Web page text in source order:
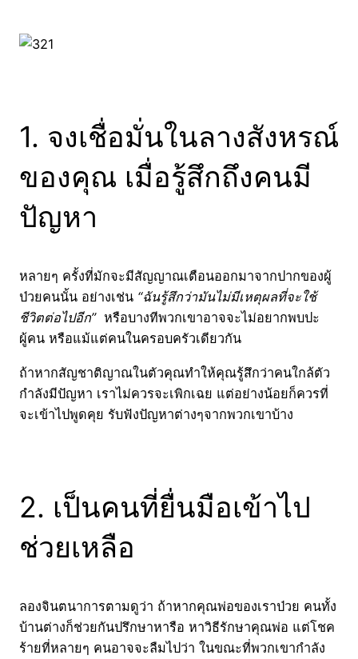
1. จงเชื่อมั่นในลางสังหรณ์
ของคุณ เมื่อรู้สึกถึงคนมี
ปัญหา
หลายๆ ครั้งที่มักจะมีสัญญาณเตือนออกมาจากปากของผู้
ป่วยคนนั้น อย่างเช่น “ฉันรู้สึกว่ามันไม่มีเหตุผลที่จะใช้
ชีวิตต่อไปอีก” หรือบางทีพวกเขาอาจจะไม่อยากพบปะ
ผู้คน หรือแม้แต่คนในครอบครัวเดียวกัน
ถ้าหากสัญชาติญาณในตัวคุณทำให้คุณรู้สึกว่าคนใกล้ตัว
กำลังมีปัญหา เราไม่ควรจะเพิกเฉย แต่อย่างน้อยก็ควรที่
จะเข้าไปพูดคุย รับฟังปัญหาต่างๆจากพวกเขาบ้าง
2. เป็นคนที่ยื่นมือเข้าไป
ช่วยเหลือ
ลองจินตนาการตามดูว่า ถ้าหากคุณพ่อของเราป่วย คนทั้ง
บ้านต่างก็ช่วยกันปรึกษาหารือ หาวิธีรักษาคุณพ่อ แต่โชค
ร้ายที่หลายๆ คนอาจจะลืมไปว่า ในขณะที่พวกเขากำลัง